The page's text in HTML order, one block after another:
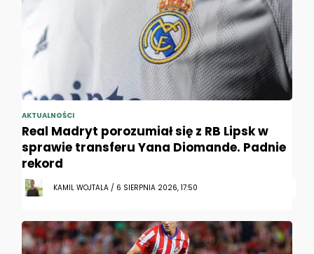
AKTUALNOŚCI
Real Madryt porozumiał się z RB Lipsk w
sprawie transferu Yana Diomande. Padnie
rekord
KAMIL WOJTALA / 6 SIERPNIA 2026, 17:50